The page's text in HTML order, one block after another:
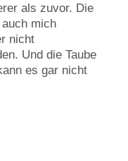
als zuvor. Die
mich
nicht
Und die Taube
es gar nicht